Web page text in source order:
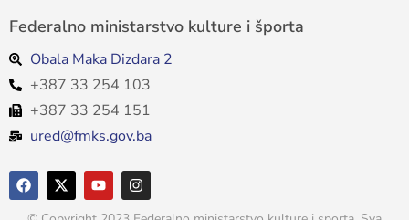
Federalno ministarstvo kulture i športa
Obala Maka Dizdara 2
+387 33 254 103
+387 33 254 151
ured@fmks.gov.ba